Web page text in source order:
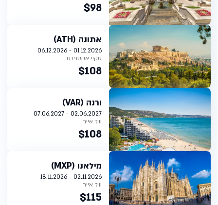
$98
אתונה (ATH)
01.12.2026 - 06.12.2026
סקיי אקספרס
$108
ורנה (VAR)
02.06.2027 - 07.06.2027
וויז אייר
$108
מילאנו (MXP)
02.11.2026 - 18.11.2026
וויז אייר
$115